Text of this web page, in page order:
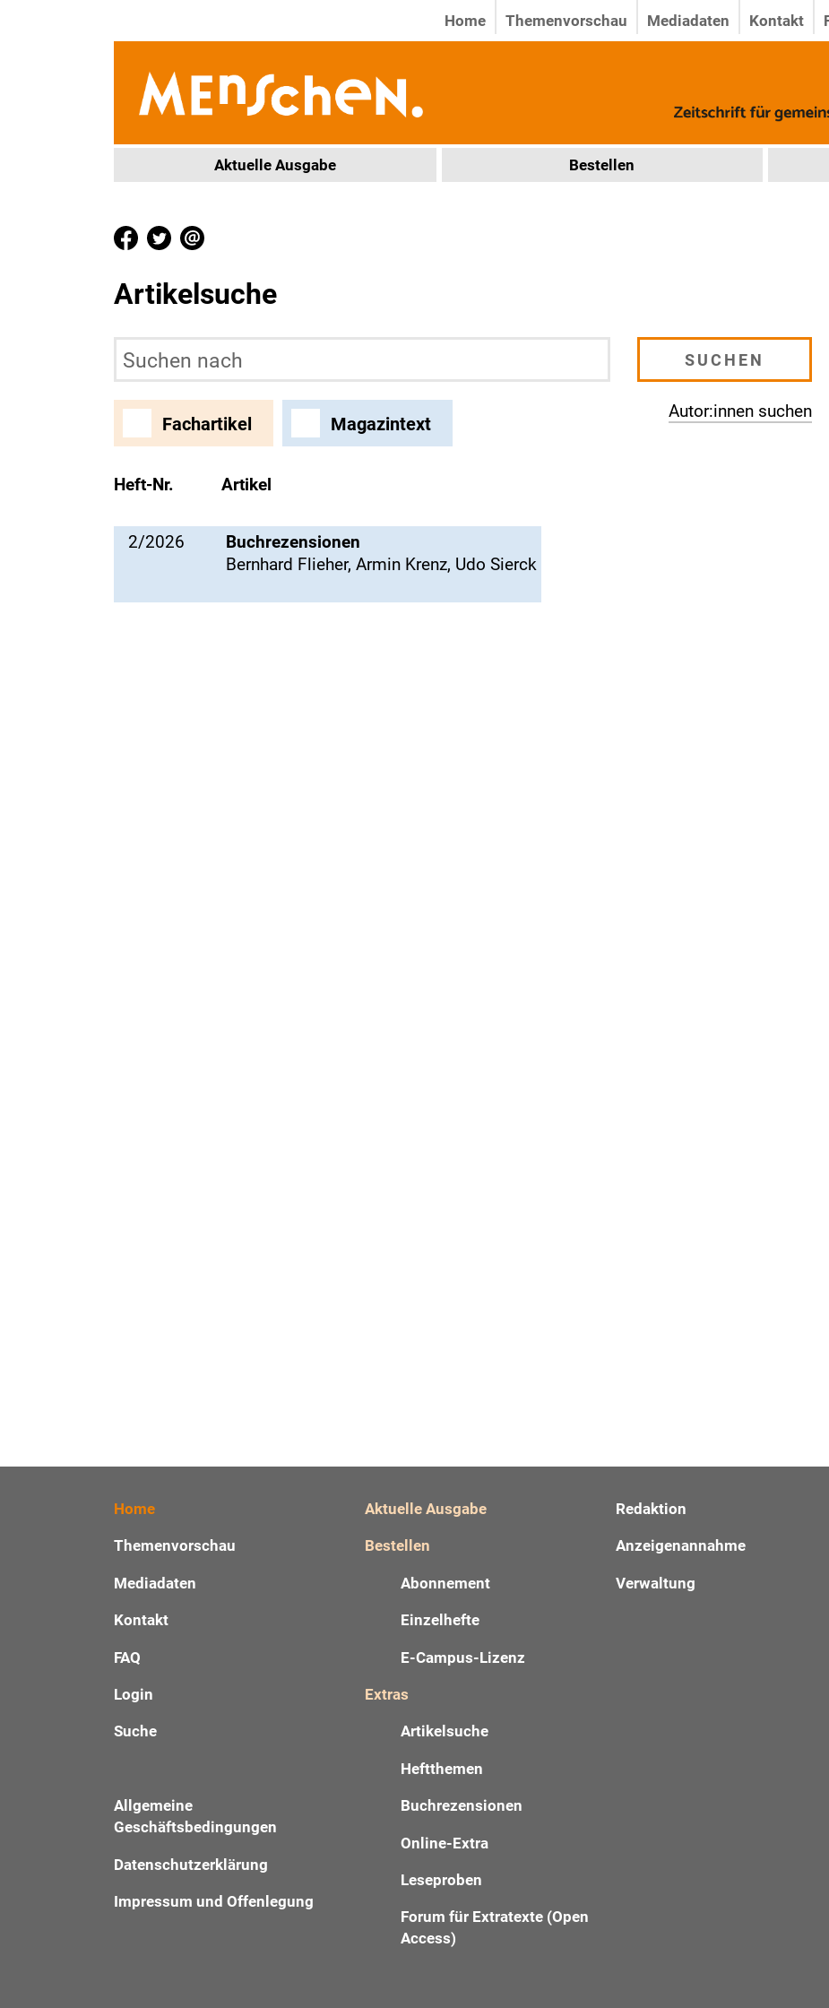
Kontakt
Mediadaten
Themenvorschau
Home
Aktuelle Ausgabe Bestellen
Artikelsuche
Fachartikel Magazintext
Autor:innen suchen
Heft-Nr. Artikel
2/2026
Buchrezensionen
Bernhard Flieher, Armin Krenz, Udo Sierck
Home
Themenvorschau
Mediadaten
Kontakt
FAQ
Login
Suche
Allgemeine
Geschäftsbedingungen
Datenschutzerklärung
Impressum und Offenlegung
Aktuelle Ausgabe
Bestellen
Abonnement
Einzelhefte
E-Campus-Lizenz
Extras
Artikelsuche
Heftthemen
Buchrezensionen
Online-Extra
Leseproben
Forum für Extratexte (Open
Access)
Redaktion
Anzeigenannahme
Verwaltung